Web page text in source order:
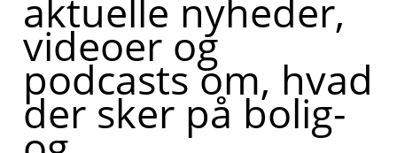
aktuelle nyheder,
videoer og
podcasts om, hvad
der sker på bolig-